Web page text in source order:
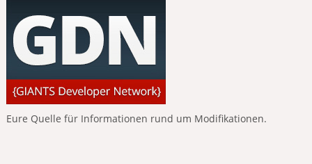
Eure Quelle für Informationen rund um Modifikationen.